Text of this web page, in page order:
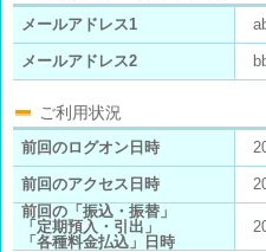
メールアドレス1
メールアドレス2
ご利用状況
前回のログオン日時
前回のアクセス日時
前回の「振込・振替」
「定期預入・引出」
「各種料金払込」日時